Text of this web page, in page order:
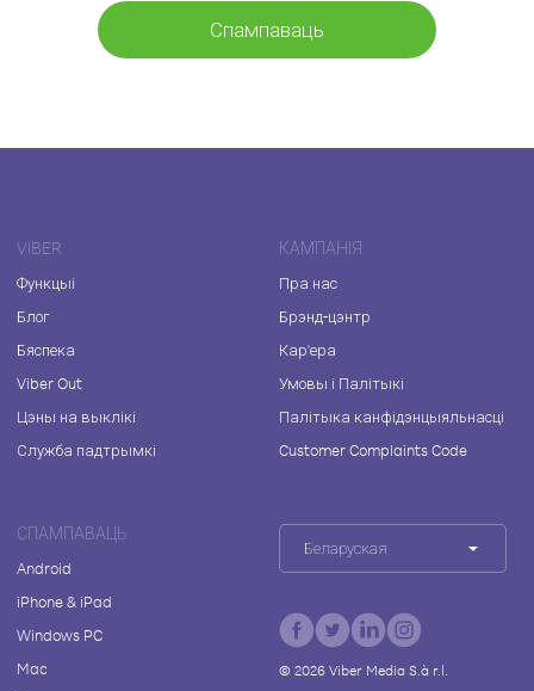
Спампаваць
VIBER
Функцыі
Блог
Бяспека
Viber Out
Цэны на выклікі
Служба падтрымкі
КАМПАНІЯ
Пра нас
Брэнд-цэнтр
Кар'ера
Умовы і Палітыкі
Палітыка канфідэнцыяльнасці
Customer Complaints Code
СПАМПАВАЦЬ
Android
iPhone & iPad
Windows PC
Mac
Беларуская
© 2026Viber Media S.à r.l.